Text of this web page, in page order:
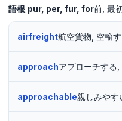
語根 pur per fur for前 最
airfreight航空貨物, 空輸す
approachアプローチする
approachable親しみやす